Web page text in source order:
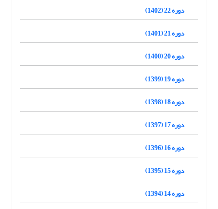
دوره 22 (1402)
دوره 21 (1401)
دوره 20 (1400)
دوره 19 (1399)
دوره 18 (1398)
دوره 17 (1397)
دوره 16 (1396)
دوره 15 (1395)
دوره 14 (1394)